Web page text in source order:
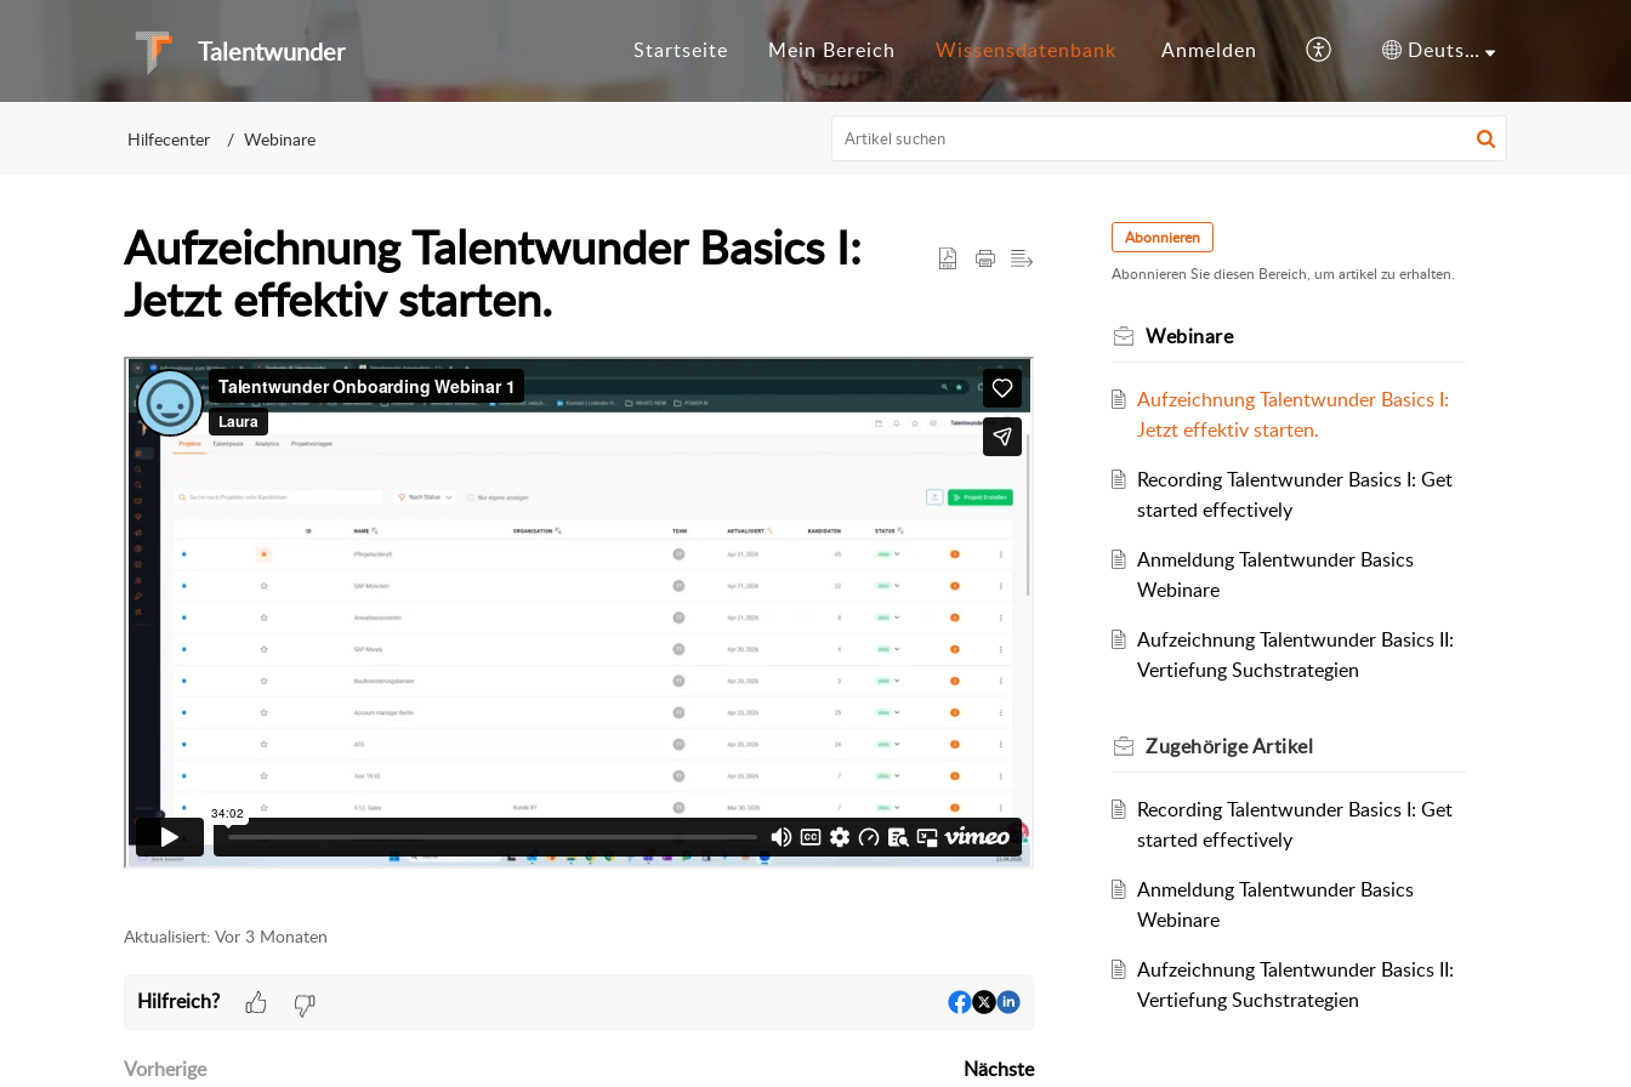
Talentwunder Startseite Mein Bereich Wissensdatenbank Anmelden Deutsch
Hilfecenter Webinare
Aufzeichnung Talentwunder Basics I:
Jetzt effektiv starten.
Aktualisiert: Vor 3 Monaten
Hilfreich?
Vorherige Nächste
Abonnieren
Abonnieren Sie diesen Bereich, um artikel zu erhalten.
Webinare
Aufzeichnung Talentwunder Basics I:
Jetzt effektiv starten.
Recording Talentwunder Basics I: Get
started effectively
Anmeldung Talentwunder Basics
Webinare
Aufzeichnung Talentwunder Basics II:
Vertiefung Suchstrategien
ZugehörigeArtikel
Recording Talentwunder Basics I: Get
started effectively
Anmeldung Talentwunder Basics
Webinare
Aufzeichnung Talentwunder Basics II:
Vertiefung Suchstrategien